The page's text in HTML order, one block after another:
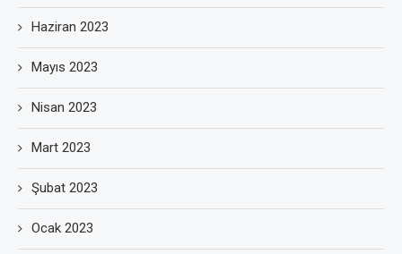
Haziran 2023
Mayıs 2023
Nisan 2023
Mart 2023
Şubat 2023
Ocak 2023